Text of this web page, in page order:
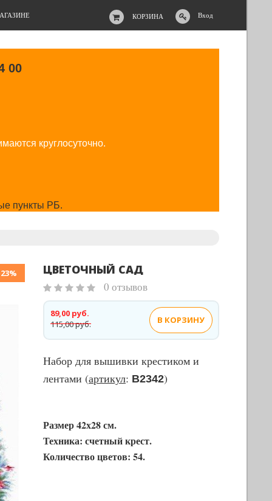
КОРЗИНА Вход
00
круглосуточно.
пункты РБ.
ЦВЕТОЧНЫЙ САД
0 отзывов
115,00 руб.
89,00 руб.
В КОРЗИНУ
Набор для вышивки крестиком и
лентами (артикул: В2342)
Размер 42х28 см.
Техника: счетный крест.
Количество цветов: 54.